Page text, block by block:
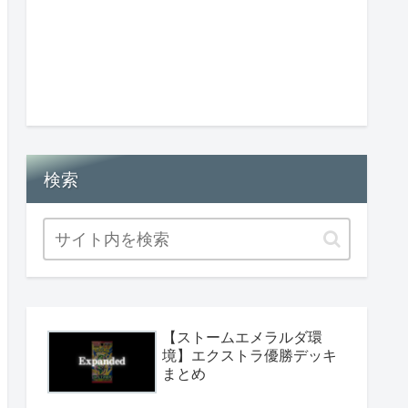
検索
【ストームエメラルダ環
境】エクストラ優勝デッキ
まとめ